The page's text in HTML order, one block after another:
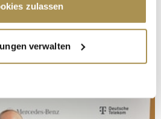
widerrufen
Ihre geografische Lage
auf einige Meter genau sein
(Fingerprinting) identifizieren
zulassen
verwalten